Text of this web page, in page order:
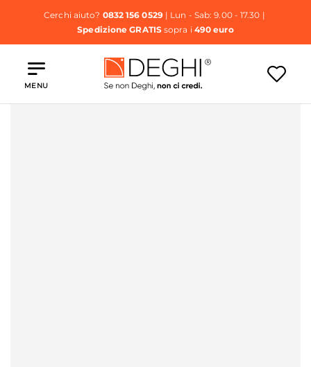
Cerchi aiuto? 0832 156 0529| Lun - Sab: 9.00 - 17.30 |
Spedizione GRATISsopra i 490 euro
MENU